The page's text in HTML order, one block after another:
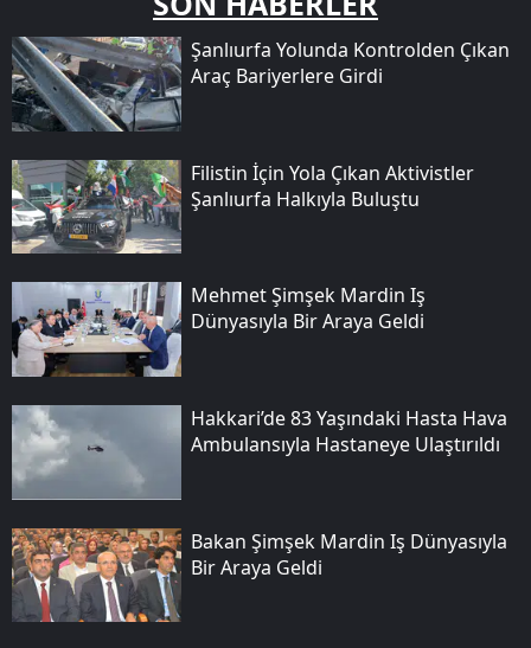
Şanlıurfa Yolunda Kontrolden Çıkan
Araç Bariyerlere Girdi
Filistin İçin Yola Çıkan Aktivistler
Şanlıurfa Halkıyla Buluştu
Mehmet Şimşek Mardin Iş
Dünyasıyla Bir Araya Geldi
Hakkari’de 83 Yaşındaki Hasta Hava
Ambulansıyla Hastaneye Ulaştırıldı
Bakan Şimşek Mardin Iş Dünyasıyla
Bir Araya Geldi